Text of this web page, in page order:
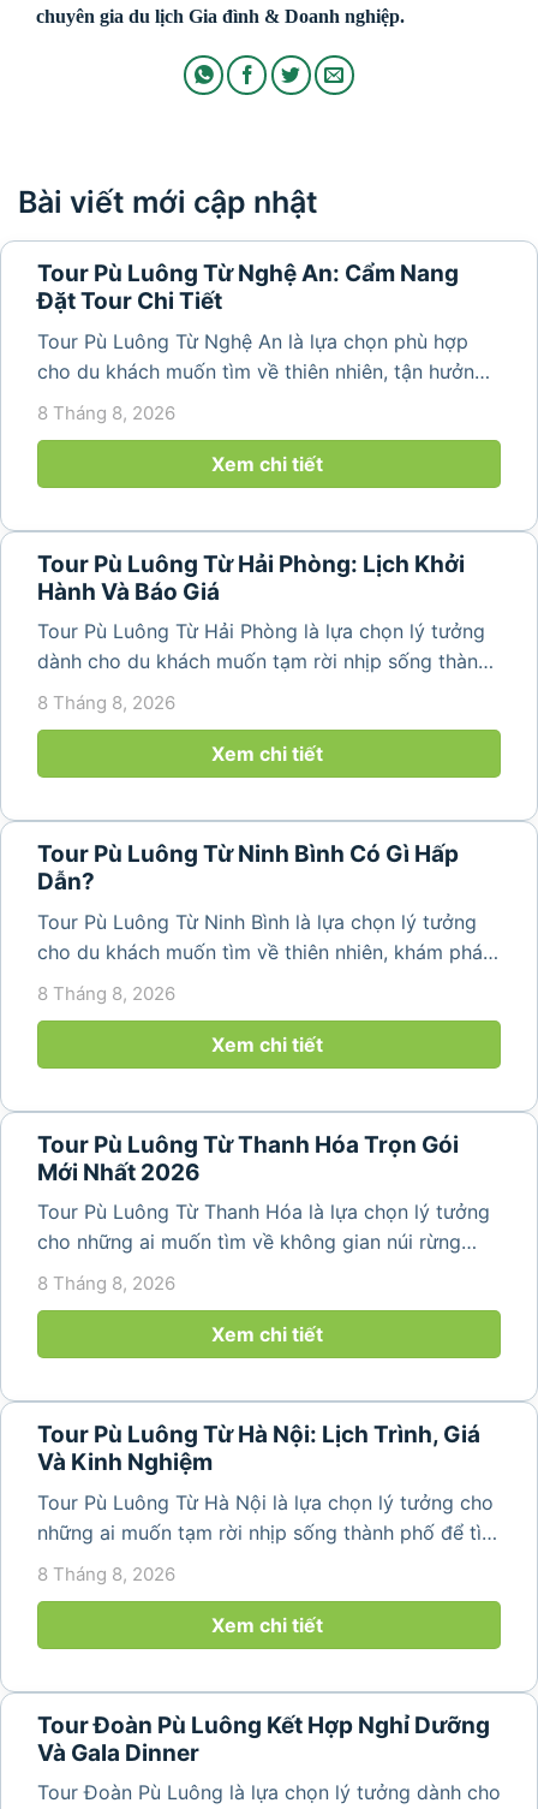
chuyên gia du lịch Gia đình & Doanh nghiệp.
Bài viết mới cập nhật
Tour Pù Luông Từ Nghệ An: Cẩm Nang
Đặt Tour Chi Tiết
Tour Pù Luông Từ Nghệ An là lựa chọn phù hợp
cho du khách muốn tìm về thiên nhiên, tận hưởng
không khí trong lành và khám phá vẻ đẹp bình yên
của vùng núi Thanh Hóa. Với những bản làng mộc
8 Tháng 8, 2026
Xem chi tiết
Tour Pù Luông Từ Hải Phòng: Lịch Khởi
Hành Và Báo Giá
Tour Pù Luông Từ Hải Phòng là lựa chọn lý tưởng
dành cho du khách muốn tạm rời nhịp sống thành
phố để tìm về không gian núi rừng trong lành,
thang đặc trưng. Từ...
8 Tháng 8, 2026
Xem chi tiết
Tour Pù Luông Từ Ninh Bình Có Gì Hấp
Dẫn?
Tour Pù Luông Từ Ninh Bình là lựa chọn lý tưởng
cho du khách muốn tìm về thiên nhiên, khám phá
bản làng và tận hưởng không gian nghỉ dưỡng yên
bình. Với lịch trình 2N1Đ hoặc 3N2Đ, hành trình có
8 Tháng 8, 2026
Xem chi tiết
Tour Pù Luông Từ Thanh Hóa Trọn Gói
Mới Nhất 2026
Tour Pù Luông Từ Thanh Hóa là lựa chọn lý tưởng
cho những ai muốn tìm về không gian núi rừng
trong lành, ruộng bậc thang xanh mướt và những
ngày. Không cần di chuyển...
8 Tháng 8, 2026
Xem chi tiết
Tour Pù Luông Từ Hà Nội: Lịch Trình, Giá
Và Kinh Nghiệm
Tour Pù Luông Từ Hà Nội là lựa chọn lý tưởng cho
những ai muốn tạm rời nhịp sống thành phố để tìm
về không gian núi rừng xanh mát, những bản làng
yên bình và ruộng bậc thang đặc trưng của Pù
8 Tháng 8, 2026
Xem chi tiết
Tour Đoàn Pù Luông Kết Hợp Nghỉ Dưỡng
Và Gala Dinner
Tour Đoàn Pù Luông là lựa chọn lý tưởng dành cho